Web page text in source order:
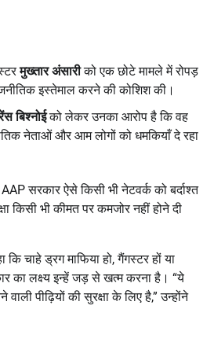
मुख्तार अंसारीको एक छोटे मामले में रोपड़
इस्तेमाल करने की कोशिश की।
बिश्नोईको लेकर उनका आरोप है कि वह
नेताओं और आम लोगों को धमकियाँ दे रहा
सरकार ऐसे किसी भी नेटवर्क को बर्दाश्त
किसी भी कीमत पर कमजोर नहीं होने दी
चाहे ड्रग माफिया हो, गैंगस्टर हों या
का लक्ष्य इन्हें जड़ से खत्म करना है। “ये
पीढ़ियों की सुरक्षा के लिए है,” उन्होंने